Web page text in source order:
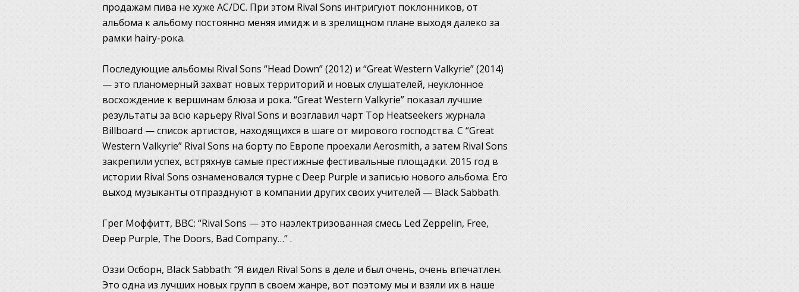
продажам пива не хуже AC/DC. При этом Rival Sons интригуют поклонников, от
альбома к альбому постоянно меняя имидж и в зрелищном плане выходя далеко за
рамки hairy-рока.
Последующие альбомы Rival Sons “Head Down” (2012) и “Great Western Valkyrie” (2014)
— это планомерный захват новых территорий и новых слушателей, неуклонное
восхождение к вершинам блюза и рока. “Great Western Valkyrie” показал лучшие
результаты за всю карьеру Rival Sons и возглавил чарт Top Heatseekers журнала
Billboard — список артистов, находящихся в шаге от мирового господства. С “Great
Western Valkyrie” Rival Sons на борту по Европе проехали Aerosmith, а затем Rival Sons
закрепили успех, встряхнув самые престижные фестивальные площадки. 2015 год в
истории Rival Sons ознаменовался турне с Deep Purple и записью нового альбома. Его
выход музыканты отпразднуют в компании других своих учителей — Black Sabbath.
Грег Моффитт, BBC: “Rival Sons — это наэлектризованная смесь Led Zeppelin, Free,
Deep Purple, The Doors, Bad Company…” .
Оззи Осборн, Black Sabbath: “Я видел Rival Sons в деле и был очень, очень впечатлен.
Это одна из лучших новых групп в своем жанре, вот поэтому мы и взяли их в наше